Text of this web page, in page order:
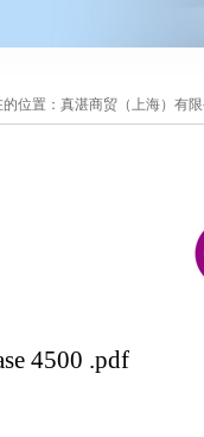
位置： 真湛商贸（上海）有
4500 .pdf